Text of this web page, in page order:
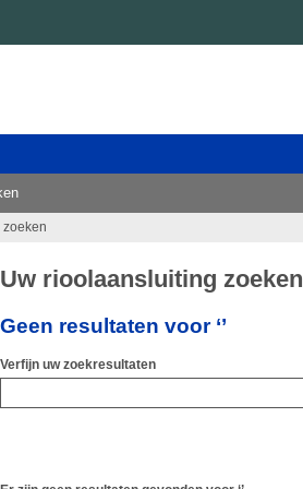
Uw rioolaansluiting zoeken
Geen resultaten voor ‘’
Verfijn uw zoekresultaten